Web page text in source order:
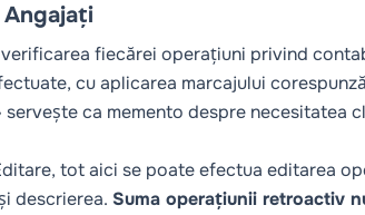
Angajați
fiecărei operațiuni privind
cu aplicarea marcajului
ca memento despre necesitatea
, tot aici se poate efectua editarea
descrierea. Suma operațiunii retroactiv